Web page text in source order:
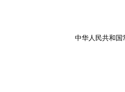
中华人民共和国